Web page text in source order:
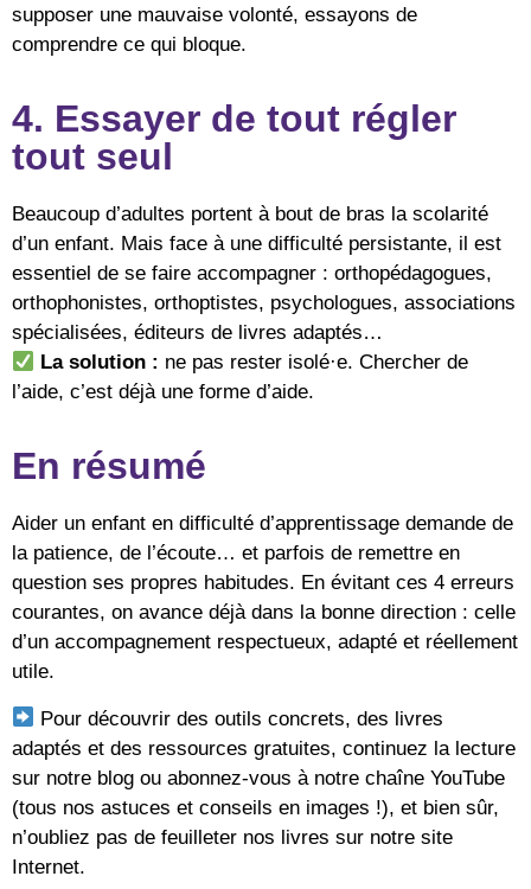
supposer une mauvaise volonté, essayons de
comprendre ce qui bloque.
4. Essayer de tout régler
tout seul
Beaucoup d’adultes portent à bout de bras la scolarité
d’un enfant. Mais face à une difficulté persistante, il est
essentiel de se faire accompagner : orthopédagogues,
orthophonistes, orthoptistes, psychologues, associations
spécialisées, éditeurs de livres adaptés…
La solution : ne pas rester isolé·e. Chercher de
l’aide, c’est déjà une forme d’aide.
En résumé
Aider un enfant en difficulté d’apprentissage demande de
la patience, de l’écoute… et parfois de remettre en
question ses propres habitudes. En évitant ces 4 erreurs
courantes, on avance déjà dans la bonne direction : celle
d’un accompagnement respectueux, adapté et réellement
utile.
Pour découvrir des outils concrets, des livres
adaptés et des ressources gratuites, continuez la lecture
sur notre blog ou abonnez-vous à notre chaîne YouTube
(tous nos astuces et conseils en images !), et bien sûr,
n’oubliez pas de feuilleter nos livres sur notre site
Internet.